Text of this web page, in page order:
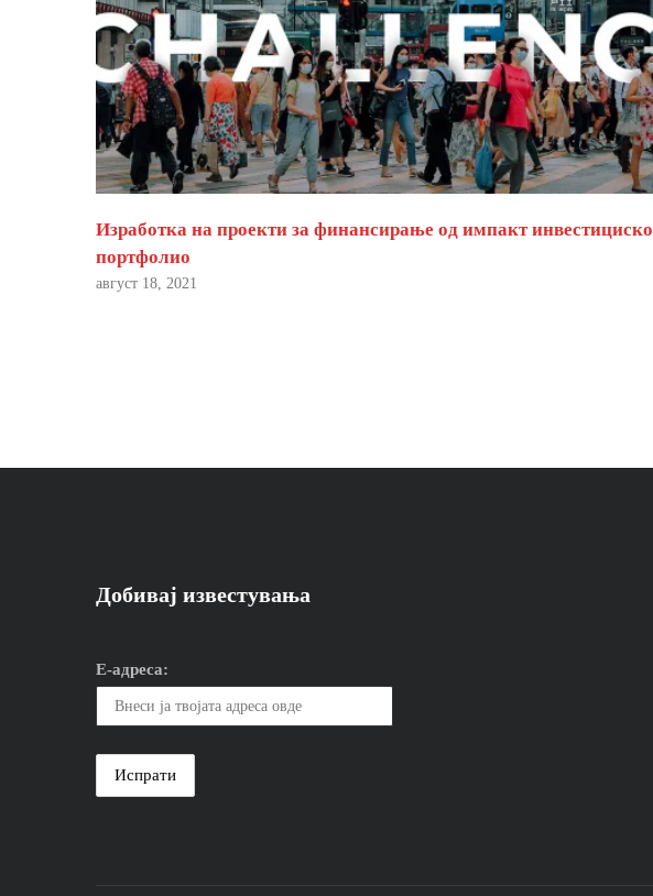
Изработка на проекти за финансирање од импакт инвестициско
портфолио
август 18, 2021
Добивај известувања
Е-адреса: